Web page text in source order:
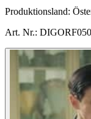
Produktionsland:
Art. Nr.: